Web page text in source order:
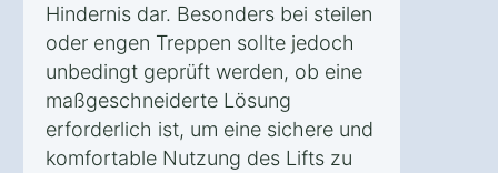
Hindernis dar. Besonders bei steilen
oder engen Treppen sollte jedoch
unbedingt geprüft werden, ob eine
maßgeschneiderte Lösung
erforderlich ist, um eine sichere und
komfortable Nutzung des Lifts zu